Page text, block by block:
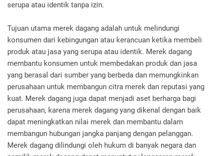
serupa atau identik tanpa izin.
Tujuan utama merek dagang adalah untuk melindungi
konsumen dari kebingungan atau kerancuan ketika membeli
produk atau jasa yang serupa atau identik. Merek dagang
membantu konsumen untuk membedakan produk dan jasa
yang berasal dari sumber yang berbeda dan memungkinkan
perusahaan untuk membangun citra merek dan reputasi yang
kuat. Merek dagang juga dapat menjadi aset berharga bagi
perusahaan, karena merek dagang yang dikenal dengan baik
dapat meningkatkan nilai merek dan membantu dalam
membangun hubungan jangka panjang dengan pelanggan.
Merek dagang dilindungi oleh hukum di banyak negara dan